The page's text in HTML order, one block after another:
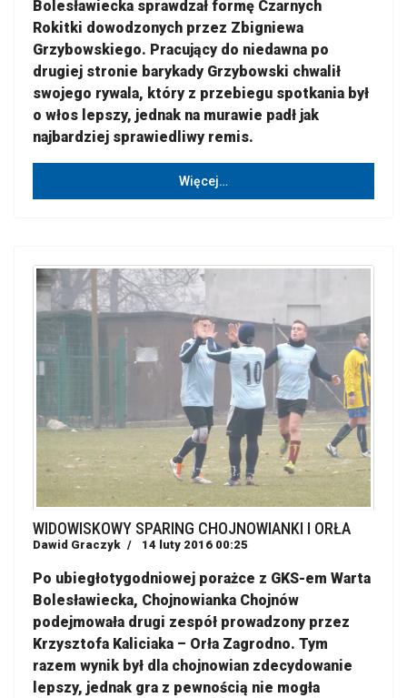
Bolesławiecka sprawdzał formę Czarnych
Rokitki dowodzonych przez Zbigniewa
Grzybowskiego. Pracujący do niedawna po
drugiej stronie barykady Grzybowski chwalił
swojego rywala, który z przebiegu spotkania był
o włos lepszy, jednak na murawie padł jak
najbardziej sprawiedliwy remis.
Więcej…
WIDOWISKOWY SPARING CHOJNOWIANKI I ORŁA
Dawid Graczyk 14 luty 2016 00:25
Po ubiegłotygodniowej porażce z GKS-em Warta
Bolesławiecka, Chojnowianka Chojnów
podejmowała drugi zespół prowadzony przez
Krzysztofa Kaliciaka – Orła Zagrodno. Tym
razem wynik był dla chojnowian zdecydowanie
lepszy, jednak gra z pewnością nie mogła